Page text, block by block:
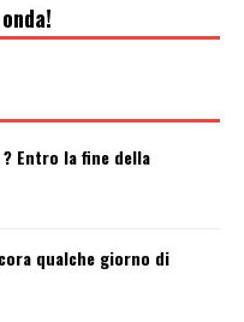
Entro la fine della
qualche giorno di